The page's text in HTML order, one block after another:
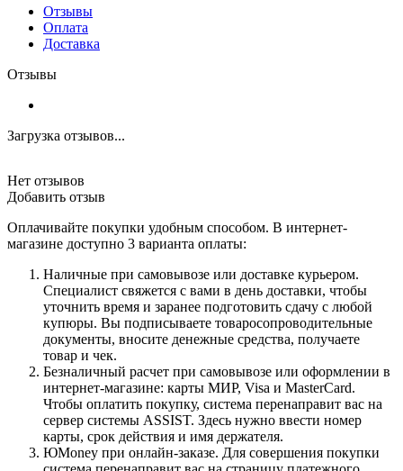
Отзывы
Оплата
Доставка
Отзывы
Загрузка отзывов...
Нет отзывов
Добавить отзыв
Оплачивайте покупки удобным способом. В интернет-
магазине доступно 3 варианта оплаты:
Наличные при самовывозе или доставке курьером.
Специалист свяжется с вами в день доставки, чтобы
уточнить время и заранее подготовить сдачу с любой
купюры. Вы подписываете товаросопроводительные
документы, вносите денежные средства, получаете
товар и чек.
Безналичный расчет при самовывозе или оформлении в
интернет-магазине: карты МИР, Visa и MasterCard.
Чтобы оплатить покупку, система перенаправит вас на
сервер системы ASSIST. Здесь нужно ввести номер
карты, срок действия и имя держателя.
ЮMoney при онлайн-заказе. Для совершения покупки